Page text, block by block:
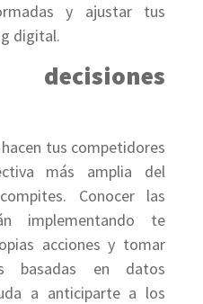
y ajustar tus
digital.
tus competidores
más amplia del
Conocer las
implementando te
acciones y tomar
basadas en datos
a anticiparte a los